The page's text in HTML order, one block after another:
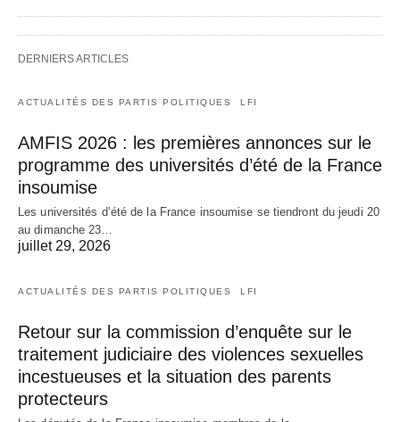
DERNIERS ARTICLES
ACTUALITÉS DES PARTIS POLITIQUES LFI
AMFIS 2026 : les premières annonces sur le
programme des universités d’été de la France
insoumise
Les universités d’été de la France insoumise se tiendront du jeudi 20
au dimanche 23…
juillet 29, 2026
ACTUALITÉS DES PARTIS POLITIQUES LFI
Retour sur la commission d’enquête sur le
traitement judiciaire des violences sexuelles
incestueuses et la situation des parents
protecteurs